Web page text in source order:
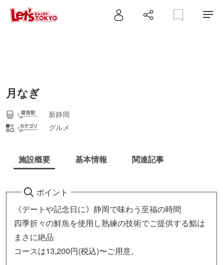
月なぎ
新静岡
グルメ
施設概要 基本情報 関連記事
ポイント
《デートや記念日に》静岡で味わう至福の時間
四季折々の鮮魚を使用し熟練の技術でご提供する鮨は
まさに絶品
コースは13,200円(税込)〜ご用意。